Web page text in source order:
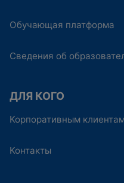
Обучающая платформа
Сведения об
ДЛЯ КОГО
Корпоративным клиентам
Контакты